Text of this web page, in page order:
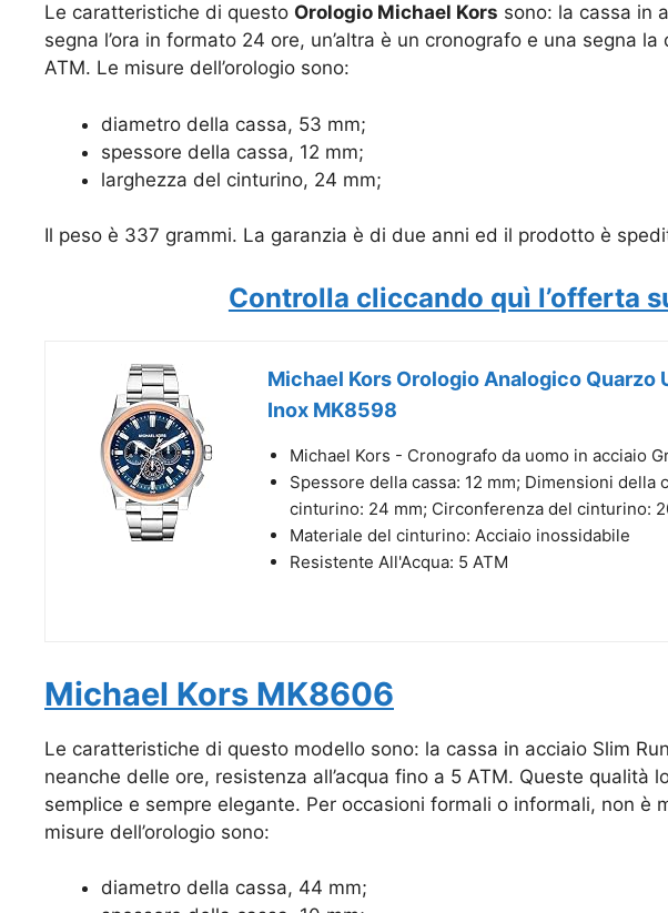
Le caratteristiche di questo Orologio Michael Kors sono: la cassa in
segna l’ora in formato 24 ore, un’altra è un cronografo e una segna
ATM. Le misure dell’orologio sono:
diametro della cassa, 53 mm;
spessore della cassa, 12 mm;
larghezza del cinturino, 24 mm;
Il peso è 337 grammi. La garanzia è di due anni ed il prodotto è
Controlla cliccando quì l’offerta
Michael Kors Orologio Analogico
Inox MK8598
Michael Kors - Cronografo da uomo in acciaio
Spessore della cassa: 12 mm; Dimensioni della
cinturino: 24 mm; Circonferenza del cinturino:
Materiale del cinturino: Acciaio inossidabile
Resistente All'Acqua: 5 ATM
Michael Kors MK8606
Le caratteristiche di questo modello sono: la cassa in acciaio Slim
neanche delle ore, resistenza all’acqua fino a 5 ATM. Queste qualità
semplice e sempre elegante. Per occasioni formali o informali, non è
misure dell’orologio sono:
diametro della cassa, 44 mm;